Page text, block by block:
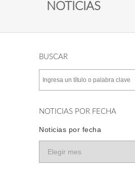
NOTICIAS
BUSCAR
NOTICIAS POR FECHA
Noticias por fecha